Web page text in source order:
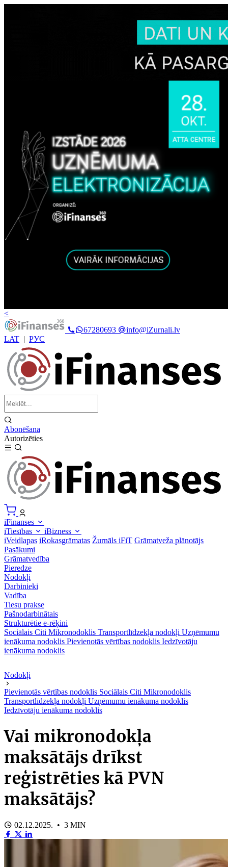
<
67280693
info@iZurnali.lv
LAT | РУС
Abonēšana
Autorizēties
iFinanses
iTiesības
iBizness
iVeidlapas iRokasgrāmatas Žurnāls iFiT Grāmatveža plānotājs
Pasākumi
Grāmatvedība
Pieredze
Nodokļi
Darbinieki
Vadība
Tiesu prakse
Pašnodarbinātais
Strukturētie e-rēķini
Sociālais Citi Mikronodoklis Transportlīdzekļa nodokļi Uzņēmumu
ienākuma nodoklis Pievienotās vērtības nodoklis Iedzīvotāju
ienākuma nodoklis
Nodokļi
Pievienotās vērtības nodoklis Sociālais Citi Mikronodoklis
Transportlīdzekļa nodokļi Uzņēmumu ienākuma nodoklis
Iedzīvotāju ienākuma nodoklis
Vai mikronodokļa
maksātājs drīkst
reģistrēties kā PVN
maksātājs?
02.12.2025. • 3 MIN